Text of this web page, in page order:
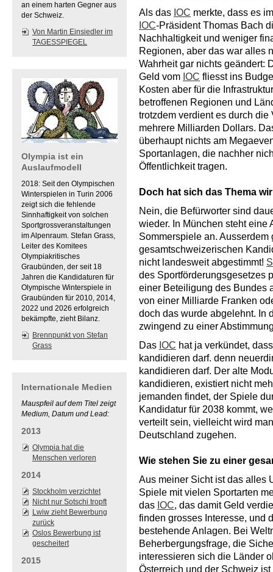
an einem harten Gegner aus
der Schweiz.
Von Martin Einsiedler im
TAGESSPIEGEL
Olympia ist ein
Auslaufmodell
2018: Seit den Olympischen
Winterspielen in Turin 2006
zeigt sich die fehlende
Sinnhaftigkeit von solchen
Sportgrossveranstaltungen
im Alpenraum. Stefan Grass,
Leiter des Komitees
Olympiakritisches
Graubünden, der seit 18
Jahren die Kandidaturen für
Olympische Winterspiele in
Graubünden für 2010, 2014,
2022 und 2026 erfolgreich
bekämpfte, zieht Bilanz.
Brennpunkt von Stefan
Grass
Internationale Medien
Mauspfeil auf dem Titel zeigt
Medium, Datum und Lead:
2013
Olympia hat die
Menschen verloren
2014
Stockholm verzichtet
Nicht nur Sotschi tropft
Lwiw zieht Bewerbung
zurück
Oslos Bewerbung ist
gescheitert
2015
Als das IOC merkte, dass es
IOC-Präsident Thomas Bach
Nachhaltigkeit und weniger
Regionen, aber das war alles
Wahrheit gar nichts geändert:
Geld vom IOC fliesst ins
Kosten aber für die
betroffenen Regionen und
trotzdem verdient es durch
mehrere Milliarden Dollars.
überhaupt nichts am
Sportanlagen, die nachher
Öffentlichkeit tragen.
Doch hat sich das Thema
Nein, die Befürworter sind
wieder. In München steht eine
Sommerspiele an.
gesamtschweizerischen
nicht landesweit abgestimmt!
des Sportförderungsgesetzes
einer Beteiligung des Bundes
von einer Milliarde Franken
doch das wurde abgelehnt. In
zwingend zu einer
Das IOC hat ja verkündet,
kandidieren darf. denn
kandidieren darf. Der alte
kandidieren, existiert nicht
jemanden findet, der Spiele
Kandidatur für 2038 kommt,
verteilt sein, vielleicht wird
Deutschland zugehen.
Wie stehen Sie zu einer
Aus meiner Sicht ist das alles
Spiele mit vielen Sportarten
das IOC, das damit Geld
finden grosses Interesse, und
bestehende Anlagen. Bei
Beherbergungsfrage, die
interessieren sich die Länder
Österreich und der Schweiz